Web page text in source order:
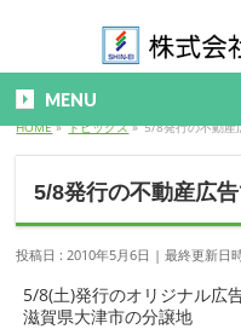
MENU
HOME» トピックス» 5/8発行の不動産
5/8発行の不動産広告
投稿日 : 2010年5月6日 最終更新日
5/8(土)発行のオリジナル広告
滋賀県大津市の分譲地